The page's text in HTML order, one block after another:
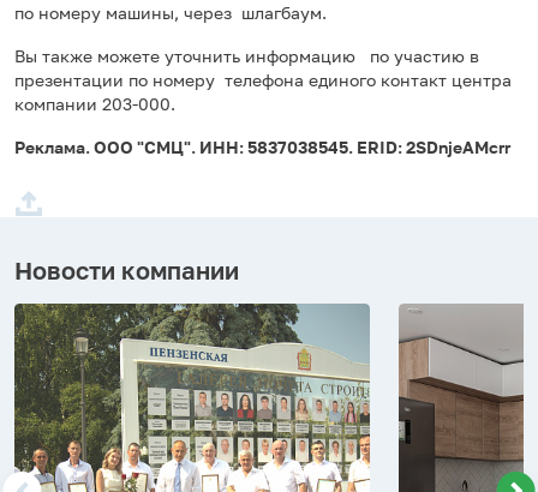
по номеру машины, через шлагбаум.
Вы также можете уточнить информацию по участию в
презентации по номеру телефона единого контакт центра
компании 203-000.
Реклама. ООО "СМЦ". ИНН: 5837038545. ERID: 2SDnjeAMcrr
Новости компании